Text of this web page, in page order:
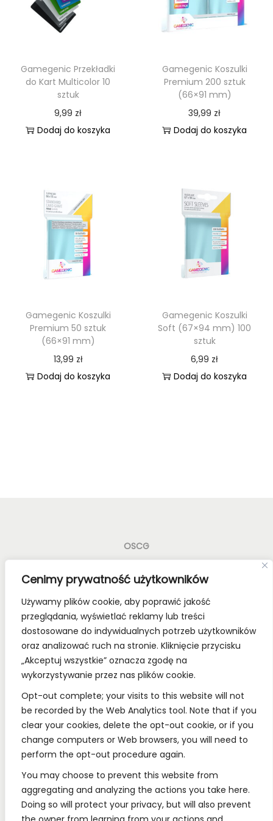
Cenimy prywatność użytkowników
Używamy plików cookie, aby poprawić jakość
przeglądania, wyświetlać reklamy lub treści
dostosowane do indywidualnych potrzeb użytkowników
oraz analizować ruch na stronie. Kliknięcie przycisku
„Akceptuj wszystkie” oznacza zgodę na
wykorzystywanie przez nas plików cookie.
Opt-out complete; your visits to this website will not
be recorded by the Web Analytics tool. Note that if you
clear your cookies, delete the opt-out cookie, or if you
change computers or Web browsers, you will need to
perform the opt-out procedure again.
You may choose to prevent this website from
aggregating and analyzing the actions you take here.
Doing so will protect your privacy, but will also prevent
Gamegenic Przekładki
do Kart Multicolor 10
sztuk
9,99 zł
Dodaj do koszyka
Gamegenic Koszulki
Premium 200 sztuk
(66×91 mm)
39,99 zł
Dodaj do koszyka
Gamegenic Koszulki
Premium 50 sztuk
(66×91 mm)
13,99 zł
Dodaj do koszyka
Gamegenic Koszulki
Soft (67×94 mm) 100
sztuk
6,99 zł
Dodaj do koszyka
OSCG
styl życia!
Bądź z nami na bieżąco, dołącz do naszych mediów
społecznościowych.
REGULAMINY:
Regulamin
RODO
Regulamin Konkursów